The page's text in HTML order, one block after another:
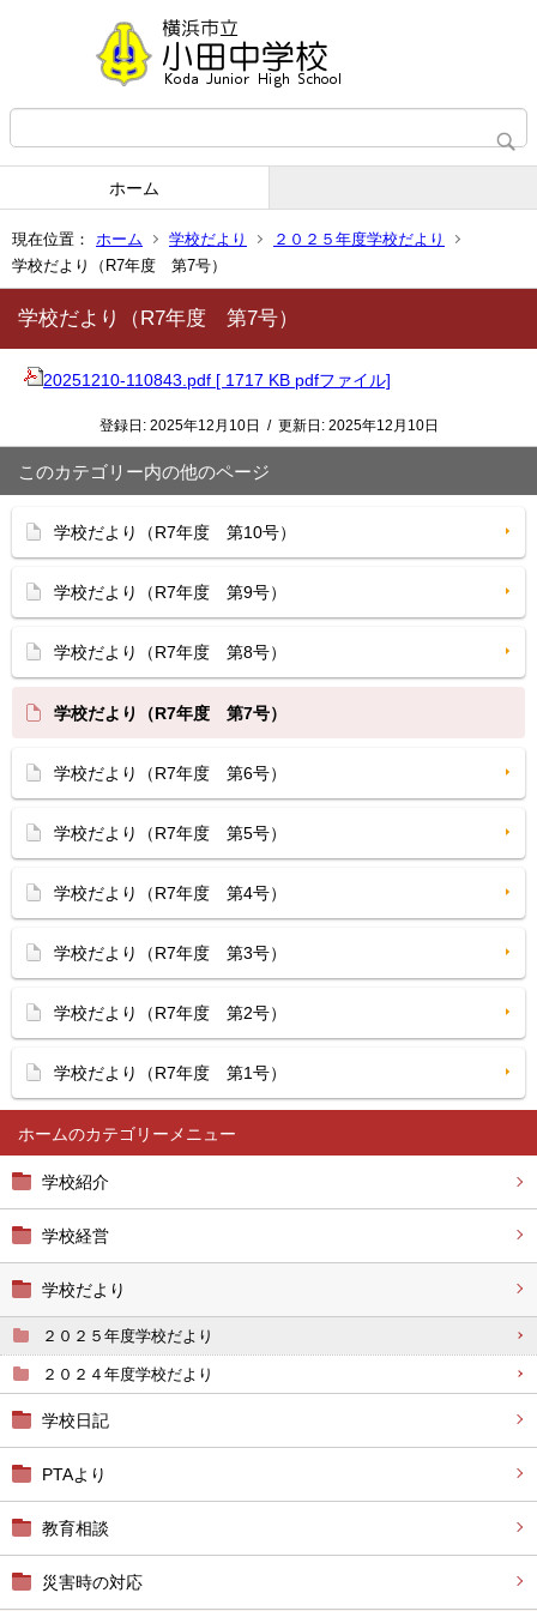
ホーム
現在位置： ホーム 学校だより
２０２５年度学校だより
学校だより（R7年度 第7号）
ホーム
学校紹介
学校経営
学校だより
２０２５年度学校だより
２０２４年度学校だより
学校日記
PTAより
教育相談
災害時の対応
学校だより（R7年度 第7号）
20251210-110843.pdf [ 1717 KB pdfファイル]
登録日: 2025年12月10日 / 更新日: 2025年12月10日
このカテゴリー内の他のページ
学校だより（R7年度 第10号）
学校だより（R7年度 第9号）
学校だより（R7年度 第8号）
学校だより（R7年度 第7号）
学校だより（R7年度 第6号）
学校だより（R7年度 第5号）
学校だより（R7年度 第4号）
学校だより（R7年度 第3号）
学校だより（R7年度 第2号）
学校だより（R7年度 第1号）